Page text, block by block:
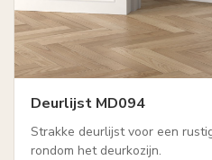
Deurlijst MD094
Strakke deurlijst voor een
rondom het deurkozijn.